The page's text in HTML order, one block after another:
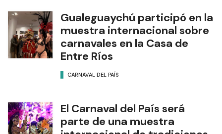
Gualeguaychú participó en la
muestra internacional sobre
carnavales en la Casa de
Entre Ríos
CARNAVAL DEL PAÍS
El Carnaval del País será
parte de una muestra